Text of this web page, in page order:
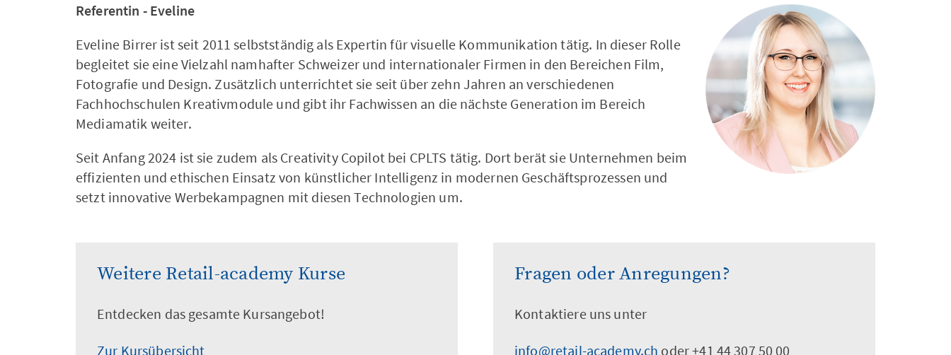
Referentin - Eveline
Eveline Birrer ist seit 2011 selbstständig als Expertin für visuelle Kommunikation tätig. In dieser Rolle
begleitet sie eine Vielzahl namhafter Schweizer und internationaler Firmen in den Bereichen Film,
Fotografie und Design. Zusätzlich unterrichtet sie seit über zehn Jahren an verschiedenen
Fachhochschulen Kreativmodule und gibt ihr Fachwissen an die nächste Generation im Bereich
Mediamatik weiter.
Seit Anfang 2024 ist sie zudem als Creativity Copilot bei CPLTS tätig. Dort berät sie Unternehmen beim
effizienten und ethischen Einsatz von künstlicher Intelligenz in modernen Geschäftsprozessen und
setzt innovative Werbekampagnen mit diesen Technologien um.
Weitere Retail-academy Kurse
Entdecken das gesamte Kursangebot!
Zur Kursübersicht
Fragen oder Anregungen?
Kontaktiere uns unter
info@retail-academy.ch oder +41 44 307 50 00